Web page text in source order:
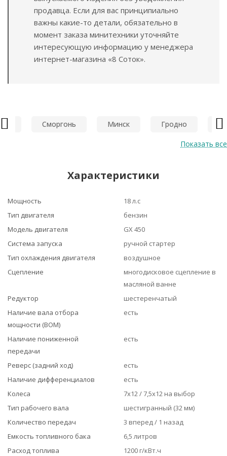
продавца. Если для вас принципиально
важны какие-то детали, обязательно в
момент заказа минитехники уточняйте
интересующую информацию у менеджера
интернет-магазина «8 Соток».
Сморгонь Минск Гродно
Показать все
Характеристики
Мощность
18 л.с
Тип двигателя
бензин
Модель двигателя
GX 450
Система запуска
ручной стартер
Тип охлаждения двигателя
воздушное
Сцепление
многодисковое сцепление в
масляной ванне
Редуктор
шестеренчатый
Наличие вала отбора
мощности (ВОМ)
есть
Наличие пониженной
передачи
есть
Реверс (задний ход)
есть
Наличие дифференциалов
есть
Колеса
7х12 / 7,5х12 на выбор
Тип рабочего вала
шестигранный (32 мм)
Количество передач
3 вперед / 1 назад
Емкость топливного бака
6,5 литров
Расход топлива
1200 г/кВт.ч